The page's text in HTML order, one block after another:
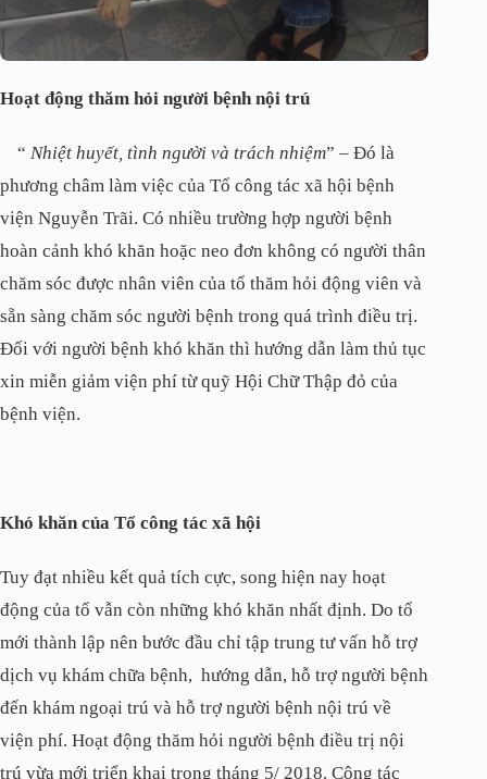
Hoạt động thăm hỏi người bệnh nội trú
“ Nhiệt huyết, tình người và trách nhiệm” – Đó là
phương châm làm việc của Tổ công tác xã hội bệnh
viện Nguyễn Trãi. Có nhiều trường hợp người bệnh
hoàn cảnh khó khăn hoặc neo đơn không có người thân
chăm sóc được nhân viên của tổ thăm hỏi động viên và
sẵn sàng chăm sóc người bệnh trong quá trình điều trị.
Đối với người bệnh khó khăn thì hướng dẫn làm thủ tục
xin miễn giảm viện phí từ quỹ Hội Chữ Thập đỏ của
bệnh viện.
Khó khăn của Tổ công tác xã hội
Tuy đạt nhiều kết quả tích cực, song hiện nay hoạt
động của tổ vẫn còn những khó khăn nhất định. Do tổ
mới thành lập nên bước đầu chỉ tập trung tư vấn hỗ trợ
dịch vụ khám chữa bệnh, hướng dẫn, hỗ trợ người bệnh
đến khám ngoại trú và hỗ trợ người bệnh nội trú về
viện phí. Hoạt động thăm hỏi người bệnh điều trị nội
trú vừa mới triển khai trong tháng 5/ 2018. Công tác